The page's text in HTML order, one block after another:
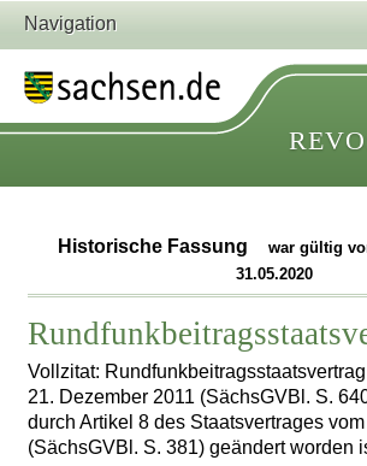
Navigation
Historische Fassung
war gültig
31.05.2020
Vollzitat:
21. Dezember 2011 (SächsGVBl. S.
durch Artikel 8 des Staatsvertrages
(SächsGVBl. S. 381) geändert worden